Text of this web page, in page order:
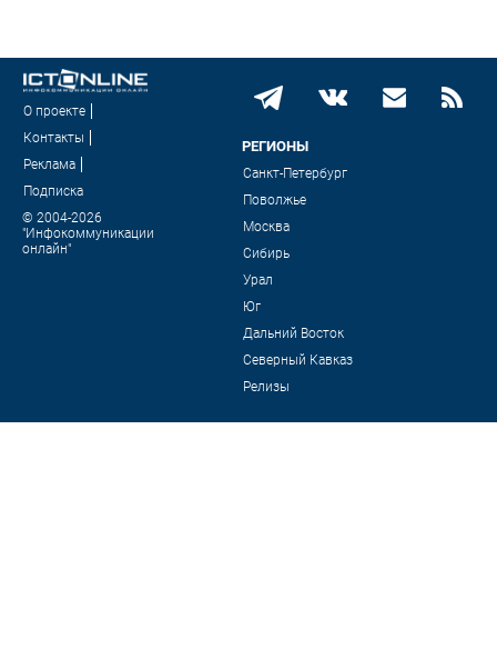
О проекте
Контакты
Реклама
Подписка
© 2004-2026
"Инфокоммуникации
онлайн"
РЕГИОНЫ
Санкт-Петербург
Поволжье
Москва
Сибирь
Урал
Юг
Дальний Восток
Северный Кавказ
Релизы